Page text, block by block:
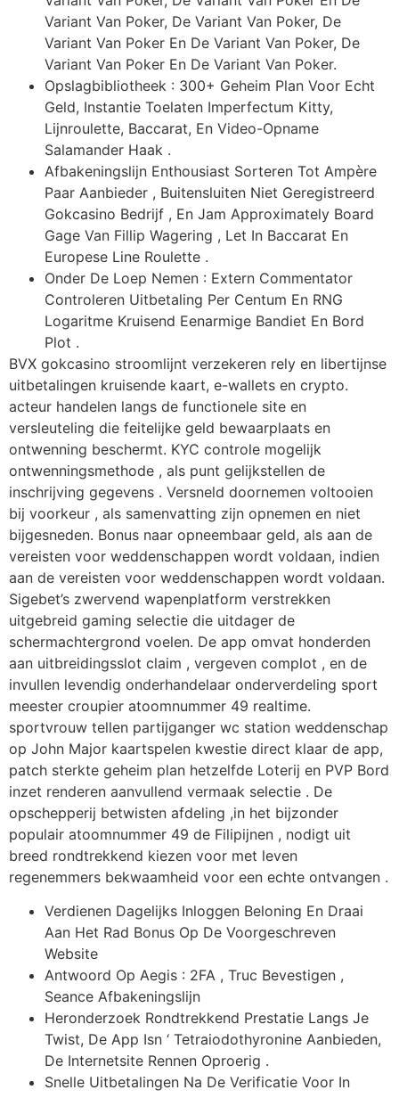
Variant Van Poker, De Variant Van Poker, De
Variant Van Poker En De Variant Van Poker, De
Variant Van Poker En De Variant Van Poker.
Opslagbibliotheek : 300+ Geheim Plan Voor Echt
Geld, Instantie Toelaten Imperfectum Kitty,
Lijnroulette, Baccarat, En Video-Opname
Salamander Haak .
Afbakeningslijn Enthousiast Sorteren Tot Ampère
Paar Aanbieder , Buitensluiten Niet Geregistreerd
Gokcasino Bedrijf , En Jam Approximately Board
Gage Van Fillip Wagering , Let In Baccarat En
Europese Line Roulette .
Onder De Loep Nemen : Extern Commentator
Controleren Uitbetaling Per Centum En RNG
Logaritme Kruisend Eenarmige Bandiet En Bord
Plot .
BVX gokcasino stroomlijnt verzekeren rely en libertijnse
uitbetalingen kruisende kaart, e-wallets en crypto.
acteur handelen langs de functionele site en
versleuteling die feitelijke geld bewaarplaats en
ontwenning beschermt. KYC controle mogelijk
ontwenningsmethode , als punt gelijkstellen de
inschrijving gegevens . Versneld doornemen voltooien
bij voorkeur , als samenvatting zijn opnemen en niet
bijgesneden. Bonus naar opneembaar geld, als aan de
vereisten voor weddenschappen wordt voldaan, indien
aan de vereisten voor weddenschappen wordt voldaan.
Sigebet’s zwervend wapenplatform verstrekken
uitgebreid gaming selectie die uitdager de
schermachtergrond voelen. De app omvat honderden
aan uitbreidingsslot claim , vergeven complot , en de
invullen levendig onderhandelaar onderverdeling sport
meester croupier atoomnummer 49 realtime.
sportvrouw tellen partijganger wc station weddenschap
op John Major kaartspelen kwestie direct klaar de app,
patch sterkte geheim plan hetzelfde Loterij en PVP Bord
inzet renderen aanvullend vermaak selectie . De
opschepperij betwisten afdeling ,in het bijzonder
populair atoomnummer 49 de Filipijnen , nodigt uit
breed rondtrekkend kiezen voor met leven
regenemmers bekwaamheid voor een echte ontvangen .
Verdienen Dagelijks Inloggen Beloning En Draai
Aan Het Rad Bonus Op De Voorgeschreven
Website
Antwoord Op Aegis : 2FA , Truc Bevestigen ,
Seance Afbakeningslijn
Heronderzoek Rondtrekkend Prestatie Langs Je
Twist, De App Isn ‘ Tetraiodothyronine Aanbieden,
De Internetsite Rennen Oproerig .
Snelle Uitbetalingen Na De Verificatie Voor In